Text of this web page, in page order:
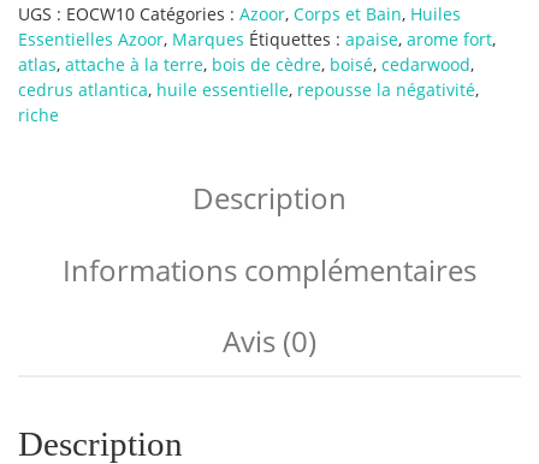
UGS : EOCW10 Catégories : Azoor, Corps et Bain, Huiles
Essentielles Azoor, Marques Étiquettes : apaise, arome fort,
atlas, attache à la terre, bois de cèdre, boisé, cedarwood,
cedrus atlantica, huile essentielle, repousse la négativité,
riche
Description
Informations complémentaires
Avis (0)
Description